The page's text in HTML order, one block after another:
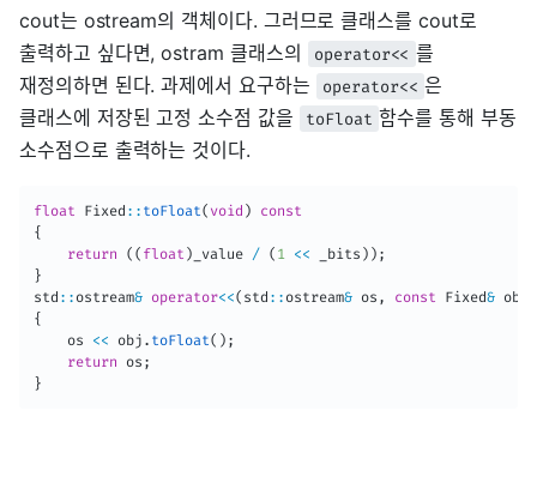
cout는 ostream의 객체이다. 그러므로 클래스를 cout로
출력하고 싶다면, ostram 클래스의
operator<< 를
재정의하면 된다. 과제에서 요구하는
operator<< 은
클래스에 저장된 고정 소수점 값을
toFloat 함수를 통해 부동
소수점으로 출력하는 것이다.
float Fixed :: toFloat( void )
const
{
return
( ( float ) _value / ( 1 << _bits ) ) ;
}
std :: ostream& operator<<( std :: ostream& os , const Fixed& obj
{
	os
<< obj . toFloat( ) ;
return os ;
}